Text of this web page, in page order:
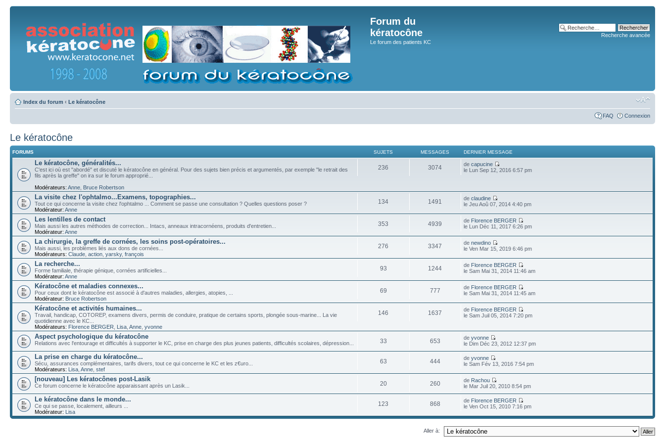
Forum du
kératocône
Le forum des patients KC
Recherche avancée
Index du forum ‹ Le kératocône
FAQ Connexion
Le kératocône
FORUMS SUJETS MESSAGES DERNIER MESSAGE
Le kératocône, généralités...
C'est ici où est "abordé" et discuté le kératocône en général. Pour des sujets bien précis et argumentés, par exemple "le retrait des
fils après la greffe" on ira sur le forum approprié...
Modérateurs: Anne Bruce Robertson
236 3074 decapucine
le Lun Sep 12, 2016 6:57 pm
La visite chez l'ophtalmo...Examens, topographies...
Tout ce qui concerne la visite chez l'ophtalmo ... Comment se passe une consultation ? Quelles questions poser ?
Modérateur: Anne
134 1491 declaudine
le Jeu Aoû 07, 2014 4:40 pm
Les lentilles de contact
Mais aussi les autres méthodes de correction... Intacs, anneaux intracornéens, produits d'entretien...
Modérateur: Anne
353 4939 de Florence BERGER
le Lun Déc 11, 2017 6:26 pm
La chirurgie, la greffe de cornées, les soins post-opératoires...
Mais aussi, les problèmes liés aux dons de cornées...
Modérateurs: Claude action yarsky, françois
276 3347 denewdino
le Ven Mar 15, 2019 6:46 pm
La recherche...
Forme familiale, thérapie génique, cornées artificielles...
Modérateur: Anne
93 1244 de Florence BERGER
le Sam Mai 31, 2014 11:46 am
Kératocône et maladies connexes...
Pour ceux dont le kératocône est associé à d'autres maladies, allergies, atopies, ...
Modérateur: Bruce Robertson
69 777 de Florence BERGER
le Sam Mai 31, 2014 11:45 am
Kératocône et activités humaines...
Travail, handicap, COTOREP, examens divers, permis de conduire, pratique de certains sports, plongée sous-marine... La vie
quotidienne avec le KC...
Modérateurs: Florence BERGER Lisa Anne yvonne
146 1637 de Florence BERGER
le Sam Juil 05, 2014 7:20 pm
Aspect psychologique du kératocône
Relations avec l'entourage et difficultés à supporter le KC, prise en charge des plus jeunes patients, difficultés scolaires, dépression... 33 653 deyvonne
le Dim Déc 23, 2012 12:37 pm
La prise en charge du kératocône...
Sécu, assurances complémentaires, tarifs divers, tout ce qui concerne le KC et les z€uro...
Modérateurs: Lisa Anne stef
63 444 deyvonne
le Sam Fév 13, 2016 7:54 pm
[nouveau] Les kératocônes post-Lasik
Ce forum concerne le kératocône apparaissant après un Lasik... 20 260 de Rachou
le Mar Juil 20, 2010 8:54 pm
Le kératocône dans le monde...
Ce qui se passe, localement, ailleurs ...
Modérateur: Lisa
123 868 de Florence BERGER
le Ven Oct 15, 2010 7:16 pm
Aller à: